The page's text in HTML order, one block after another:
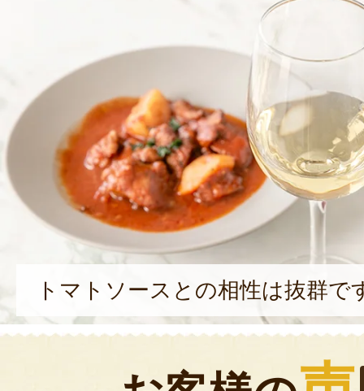
トマトソースとの相性は抜群で